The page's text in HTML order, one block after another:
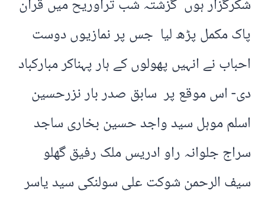
شکرگزار ہوں گزشتہ شب تراوریح میں قرآن
پاک مکمل پڑھ لیا جس پر نمازیوں دوست
احباب نے انہیں پھولوں کے ہار پہناکر مبارکباد
دی- اس موقع پر سابق صدر بار نزرحسین
اسلم موہل سید واجد حسین بخاری ساجد
سراج جلوانہ راو ادریس ملک رفیق گھلو
سیف الرحمن شوکت علی سولنکی سید یاسر